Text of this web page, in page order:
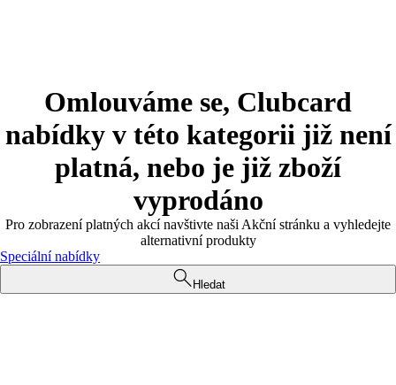
Omlouváme se, Clubcard
nabídky v této kategorii již není
platná, nebo je již zboží
vyprodáno
Pro zobrazení platných akcí navštivte naši Akční stránku a vyhledejte
alternativní produkty
Speciální nabídky
Hledat